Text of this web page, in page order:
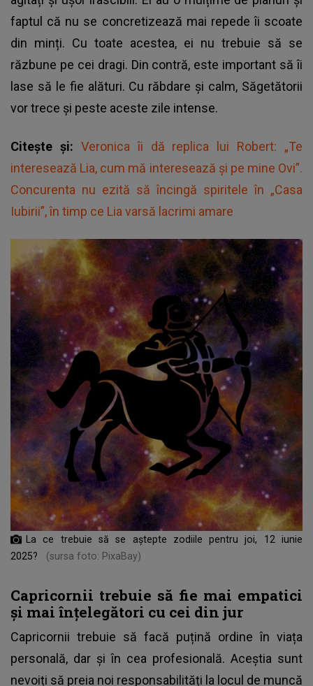
faptul că nu se concretizează mai repede îi scoate
din minți. Cu toate acestea, ei nu trebuie să se
răzbune pe cei dragi. Din contră, este important să îi
lase să le fie alături. Cu răbdare și calm, Săgetătorii
vor trece și peste aceste zile intense.
Citește și: Veronica îi dă replica lui Robert: „Te
interesează Lia, cum mă interesează și pe mine Ovi”.
Concurenta nu ezită să încingă spiritele în „Casa
Iubirii”, în timp ce Lia varsă lacrimi amare
La ce trebuie să se aștepte zodiile pentru joi, 12 iunie
2025?
(sursa foto: PixaBay)
Capricornii trebuie să fie mai empatici
și mai înțelegători cu cei din jur
Capricornii trebuie să facă puțină ordine în viața
personală, dar și în cea profesională. Aceștia sunt
nevoiți să preia noi responsabilități la locul de muncă